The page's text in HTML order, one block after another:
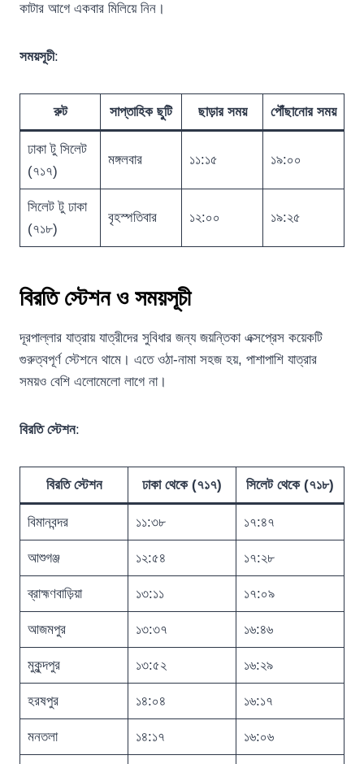
কাটার আগে একবার মিলিয়ে নিন।
সময়সূচী:
রুট সাপ্তাহিক ছুটি ছাড়ার সময় পৌঁছানোর সময়
ঢাকা টু সিলেট
(৭১৭)
মঙ্গলবার ১১:১৫ ১৯:০০
সিলেট টু ঢাকা
(৭১৮)
বৃহস্পতিবার ১২:০০ ১৯:২৫
বিরতি স্টেশন ও সময়সূচী
দূরপাল্লার যাত্রায় যাত্রীদের সুবিধার জন্য জয়ন্তিকা এক্সপ্রেস কয়েকটি
গুরুত্বপূর্ণ স্টেশনে থামে। এতে ওঠা-নামা সহজ হয়, পাশাপাশি যাত্রার
সময়ও বেশি এলোমেলো লাগে না।
বিরতি স্টেশন:
বিরতি স্টেশন ঢাকা থেকে (৭১৭) সিলেট থেকে (৭১৮)
বিমানবন্দর ১১:৩৮ ১৭:৪৭
আশুগঞ্জ ১২:৫৪ ১৭:২৮
ব্রাহ্মণবাড়িয়া ১৩:১১ ১৭:০৯
আজমপুর ১৩:৩৭ ১৬:৪৬
মুকুন্দপুর ১৩:৫২ ১৬:২৯
হরষপুর ১৪:০৪ ১৬:১৭
মনতলা ১৪:১৭ ১৬:০৬